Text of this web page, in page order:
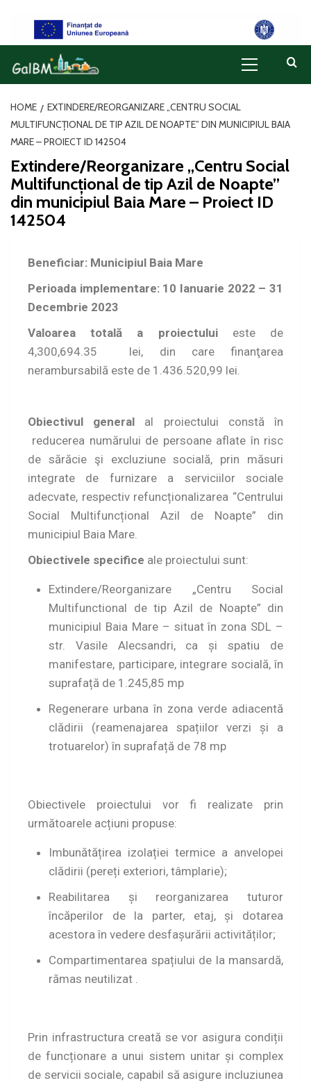
HOME
EXTINDERE/REORGANIZARE „CENTRU SOCIAL
MULTIFUNCȚIONAL DE TIP AZIL DE NOAPTE” DIN MUNICIPIUL BAIA
MARE – PROIECT ID 142504
Extindere/Reorganizare „Centru Social
Multifuncțional de tip Azil de Noapte”
din municipiul Baia Mare – Proiect ID
142504
Beneficiar: Municipiul Baia Mare
Perioada implementare: 10 Ianuarie 2022 – 31
Decembrie 2023
Valoarea totală a proiectuluieste de
4,300,694.35 lei, din care finanţarea
nerambursabilă este de 1.436.520,99 lei.
Obiectivul general al proiectului constă în
reducerea numărului de persoane aflate în risc
de sărăcie şi excluziune socială, prin măsuri
integrate de furnizare a serviciilor sociale
adecvate, respectiv refuncționalizarea “Centrului
Social Multifuncțional Azil de Noapte” din
municipiul Baia Mare.
Obiectivele specifice ale proiectului sunt:
Extindere/Reorganizare „Centru Social
Multifunctional de tip Azil de Noapte” din
municipiul Baia Mare – situat în zona SDL –
str. Vasile Alecsandri, ca și spatiu de
manifestare, participare, integrare socială, în
suprafață de 1.245,85 mp
Regenerare urbana în zona verde adiacentă
clădirii (reamenajarea spațiilor verzi și a
trotuarelor) în suprafață de 78 mp
Obiectivele proiectului vor fi realizate prin
următoarele acțiuni propuse:
Imbunătățirea izolației termice a anvelopei
clădirii (pereți exteriori, tâmplarie);
Reabilitarea și reorganizarea tuturor
încăperilor de la parter, etaj, și dotarea
acestora în vedere desfașurării activităților;
Compartimentarea spațiului de la mansardă,
rămas neutilizat .
Prin infrastructura creată se vor asigura condiții
de funcționare a unui sistem unitar și complex
de servicii sociale, capabil să asigure incluziunea